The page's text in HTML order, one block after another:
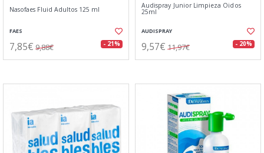
Nasofaes Fluid Adultos 125 ml
FAES
7,85€ 9,88€ - 21%
Audispray Junior Limpieza Oidos
25ml
AUDISPRAY
9,57€ 11,97€ - 20%